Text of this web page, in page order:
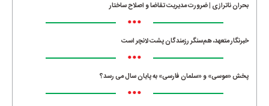
بحران ناترازی | ضرورت مدیریت تقاضا و اصلاح ساختار
•••
خبرنگار متعهد، هم‌سنگر رزمندگان پشت لانچر است
•••
پخش «موسی» و «سلمان فارسی» به پایان سال می رسد؟
•••